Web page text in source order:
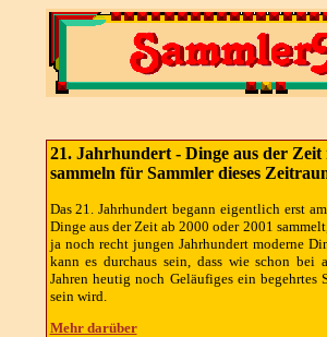
21. Jahrhundert - Dinge aus der Zeit
sammeln für Sammler dieses
Das 21. Jahrhundert begann eigentlich erst
Dinge aus der Zeit ab 2000 oder 2001
ja noch recht jungen Jahrhundert moderne
kann es durchaus sein, dass wie schon bei
Jahren heutig noch Geläufiges ein
sein wird.
Mehr darüber